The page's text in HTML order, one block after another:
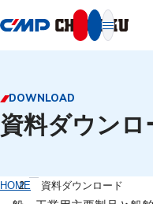
DOWNLOAD
資料ダウンロ
HOME 資料ダウンロード